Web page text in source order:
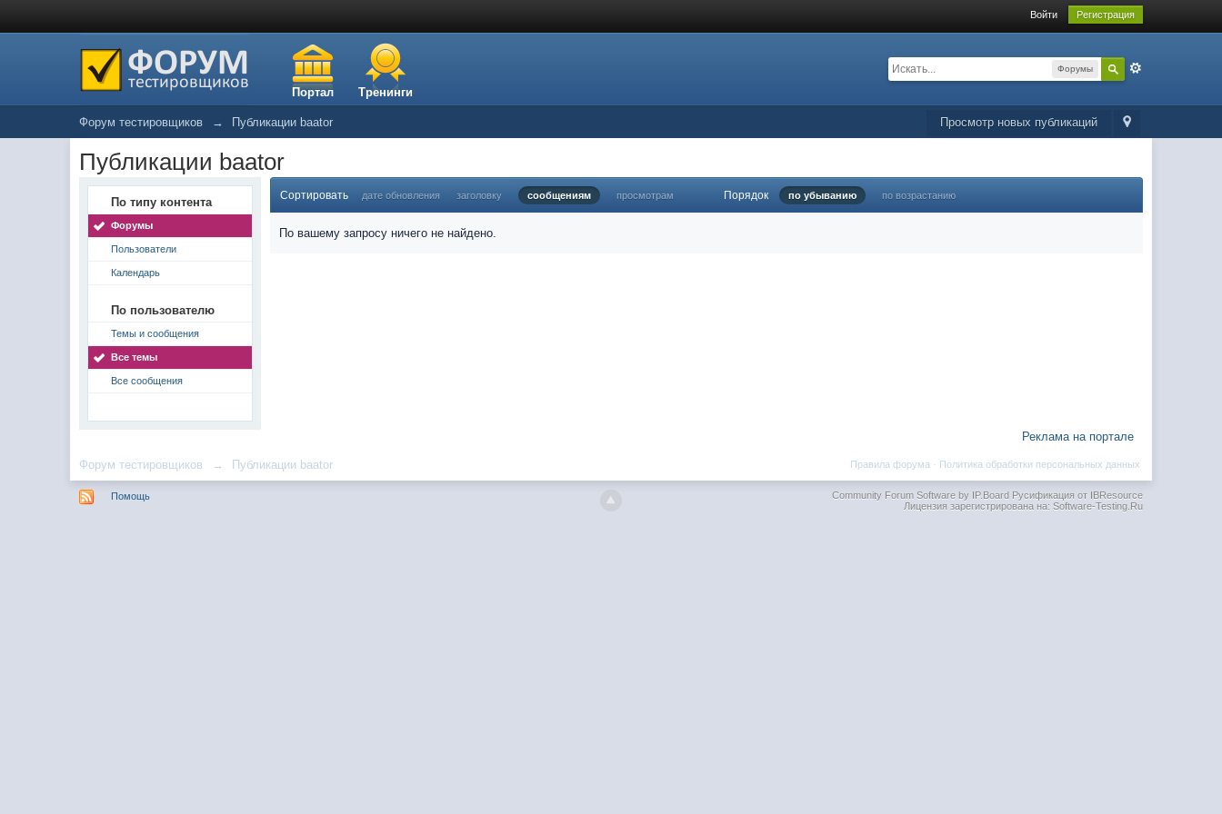
Войти Регистрация
Портал Тренинги
Форумы
Просмотр новых публикаций
Форум тестировщиков → Публикации baator
Публикации baator
По типу контента
Форумы
Пользователи
Календарь
По пользователю
Темы и сообщения
Все темы
Все сообщения
Сортировать дате обновления заголовку сообщениям просмотрам Порядок по убыванию по возрастанию
По вашему запросу ничего не найдено.
Реклама на портале
Форум тестировщиков → Публикации baator Политика обработки персональных данных
Правила форума ·
Помощь Community Forum Software by IP.BoardРусификация от IBResource
Лицензия зарегистрирована на: Software-Testing.Ru